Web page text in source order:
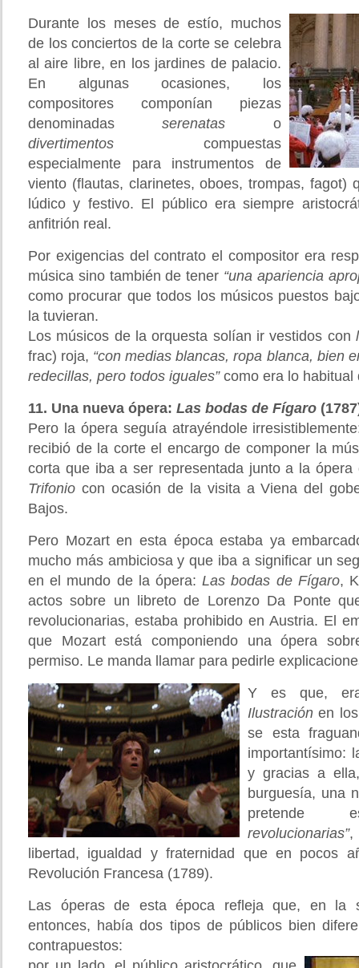
Durante los meses de estío, muchos
de los conciertos de la corte se celebra
al aire libre, en los jardines de palacio.
En algunas ocasiones, los
compositores componían piezas
denominadasserenatas o
divertimentos compuestas
especialmente para instrumentos de
viento (flautas, clarinetes, oboes, trompas, fagot)
lúdico y festivo. El público era siempre
anfitrión real.
Por exigencias del contrato el compositor era
música sino también de tener “una apariencia
como procurar que todos los músicos puestos
la tuvieran.
Los músicos de la orquesta solían ir vestidos con
frac) roja, “con medias blancas, ropa blanca, bien
redecillas, pero todos iguales”como era lo habitual
11. Una nueva ópera: Las bodas de Fígaro
Pero la ópera seguía atrayéndole
recibió de la corte el encargo de componer la
corta que iba a ser representada junto a la
Trifonio con ocasión de la visita a Viena del
Bajos.
Pero Mozart en esta época estaba ya
mucho más ambiciosa y que iba a significar un
en el mundo de la ópera:Las bodas de Fígaro,
actos sobre un libreto de Lorenzo Da Ponte
revolucionarias, estaba prohibido en Austria. El
que Mozart está componiendo una ópera
permiso. Le manda llamar para pedirle
Y es que,
Ilustración en
se esta
importantísimo:
y gracias a
burguesía, una
pretende
revolucionarias”,
libertad, igualdad y fraternidad que en pocos
Revolución Francesa (1789).
Las óperas de esta época refleja que, en la
entonces, había dos tipos de públicos bien
contrapuestos: